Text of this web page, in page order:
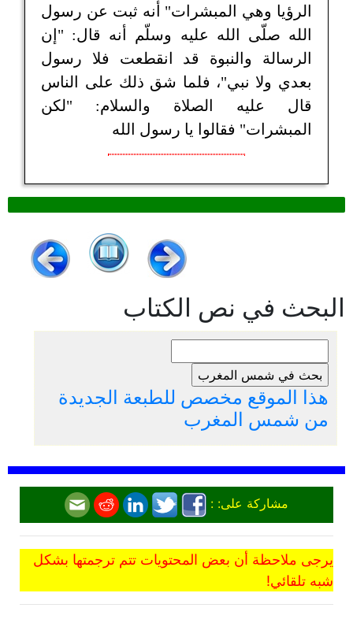
الرؤيا وهي المبشرات" أنه ثبت عن رسول
الله صلّى الله عليه وسلّم أنه قال: "إن
الرسالة والنبوة قد انقطعت فلا رسول
بعدي ولا نبي"، فلما شق ذلك على الناس
قال عليه الصلاة والسلام: "لكن
المبشرات" فقالوا يا رسول الله
البحث في نص الكتاب
هذا الموقع مخصص للطبعة الجديدة
من شمس المغرب
مشاركة على: :
يرجى ملاحظة أن بعض المحتويات تتم ترجمتها بشكل
شبه تلقائي!